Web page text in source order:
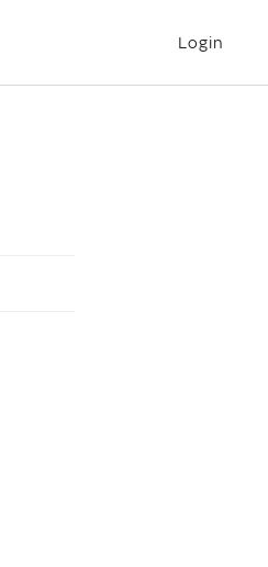
Login